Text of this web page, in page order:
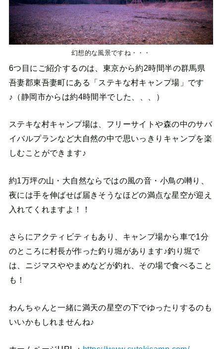
幻想的な風景ですね・・・
6つ目にご紹介するのは、東京から約2時間半の群馬県
吾妻郡東吾妻町にある「ステキな村キャンプ場」です
♪（静岡市からは約4時間半でした、、、）
ステキな村キャンプ場は、フリーサイトや森の中のサバ
イバルプランなど大自然の中で思いっきりキャンプを楽
しむことができます♪
約1万坪の山・大自然ならではの風の音・小鳥の囀り、
夜には手を伸ばせば届きそうなほどの満点な星空が迎え
入れてくれますよ！！
さらにアクティビティもあり、キャンプ場から車で1分
のところに村長が作った釣り堀があります♪釣り堀で
は、ニジマスややまめなどが釣れ、その場で食べること
も！
わんちゃんと一緒に満天の星空の下でゆったりするのも
いいかもしれませんね♪